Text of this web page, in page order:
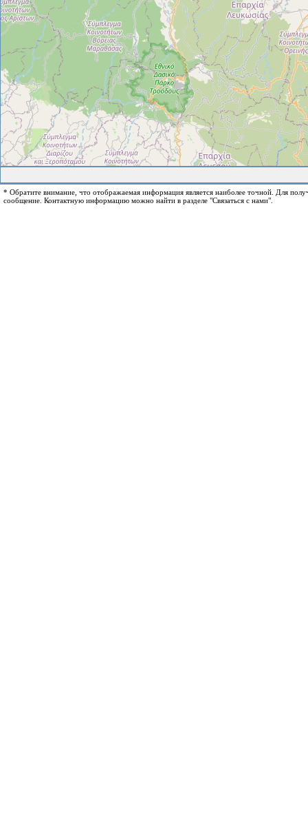
* Обратите внимание, что отображаемая информация является наиболее точной. Для
сообщение. Контактную информацию можно найти в разделе "Связаться с нами".